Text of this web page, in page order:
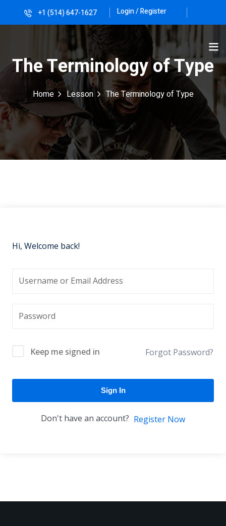
+1 (514) 647-1627 Login / Register
The Terminology of Type
Home Lesson The Terminology of Type
Hi, Welcome back!
Keep me signed in Forgot Password?
Sign In
Don't have an account? Register Now
Sign in Sign up
Sign in
Don’t have an account? Sign up